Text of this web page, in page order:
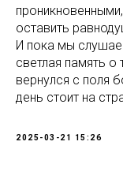
оставить
И пока мы
светлая память о
вернулся с поля
день стоит на
2025-03-21 15:26